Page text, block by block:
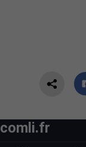
comli.fr